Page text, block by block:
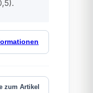
zum Artikel